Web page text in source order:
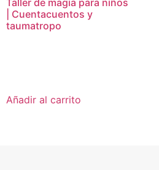
| Cuentacuentos y
taumatropo
Añadir al carrito